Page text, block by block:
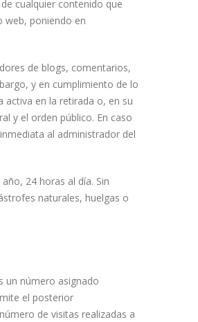
cualquier contenido que
web, poniendo en
de blogs, comentarios,
y en cumplimiento de lo
activa en la retirada o, en su
y el orden público. En caso
al administrador del
24 horas al día. Sin
naturales, huelgas o
un número asignado
el posterior
de visitas realizadas a